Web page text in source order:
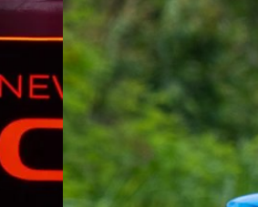
คอมแพกต์กำลังสูงสุดในรุ่น
เราเคยพูดถึงเทคโนโลยี Hybrid+
ยังไม่กล้าข้ามไปถึงเทคโนโลยีไฟ
จำหน่ายรถในจีนเริ่มเบนเข็มไปทาง
ลุยตลาดไฮบริดเต็มที่ MG ก็เปิดตัว
800 กม. MG3 Hybrid+ ทำตลาดไ
ออปชันที่เพิ่มมา ได้แก่ MG3
เล็กน้อย (MG 3 เดิมขนาด 4,055 x
Noparat Monchaitanapat| 716
Read More